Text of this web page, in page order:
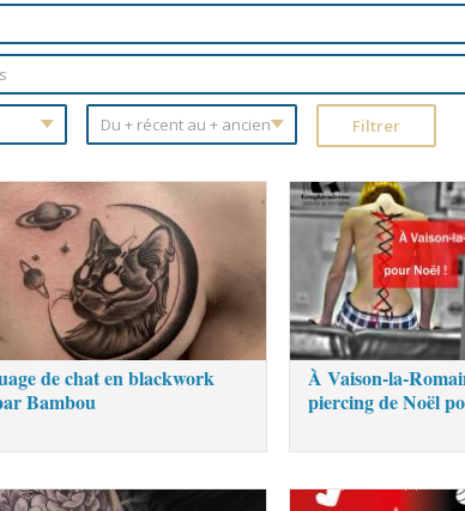
de chat en blackwork
Bambou
À Vaison-la-
piercing de Noël